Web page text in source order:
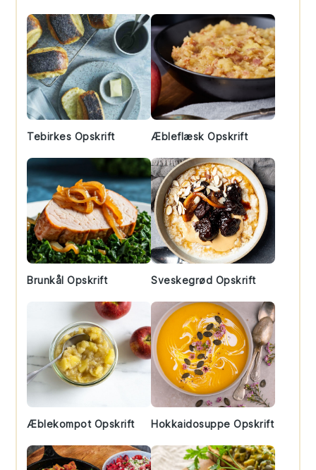
Tebirkes Opskrift Æbleflæsk Opskrift
Brunkål Opskrift Sveskegrød Opskrift
Æblekompot Opskrift Hokkaidosuppe Opskrift